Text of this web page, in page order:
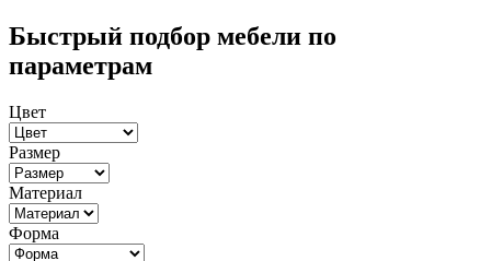
Быстрый подбор мебели по
параметрам
Цвет
Размер
Материал
Форма